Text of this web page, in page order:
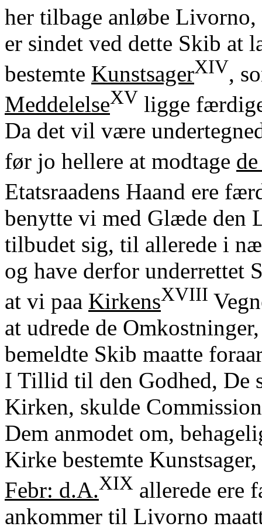
her tilbage anløbe
er sindet ved dette Skib at
bestemte KunstsagerXIV,
MeddelelseXV ligge
Da det vil være
før jo hellere at modtage
Etatsraadens Haand ere
benytte vi med Glæde den
tilbudet sig, til allerede i
og have derfor underrettet
at vi paa KirkensXVIII
at udrede de
bemeldte Skib maatte
I Tillid til den Godhed, De
Kirken, skulde
Dem anmodet om,
Kirke bestemte
Febr: d.A.XIX allerede ere
ankommer til Livorno